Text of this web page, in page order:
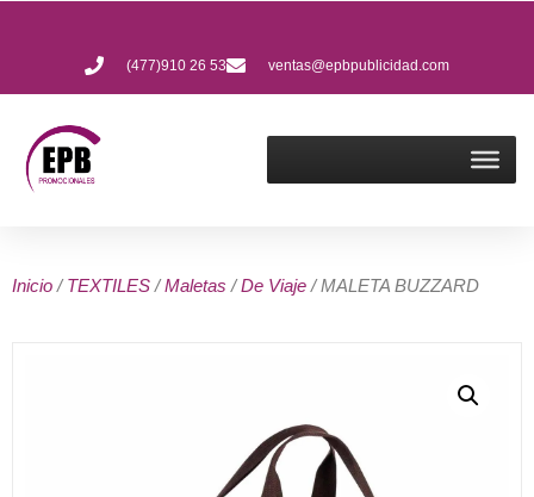
(477)910 26 53 ventas@epbpublicidad.com
Inicio /TEXTILES /Maletas /De Viaje / MALETA BUZZARD